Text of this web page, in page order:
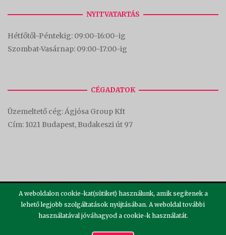
NYITVATARTÁS
Hétfőtől-Péntekig: 09:00-16:00-ig
Szombat-Vasárnap: 09:00-17:00-ig
CÉGADATOK
Üzemeltető cég: Ágjósa Group Kft
Cím: 1021 Budapest, Budakeszi út 97
Theme bySiteOrigin
A weboldalon cookie-kat(sütiket) használunk, amik segítenek a
lehető legjobb szolgáltatások nyújtásában. A weboldal további
használatával jóváhagyod a cookie-k használatát.